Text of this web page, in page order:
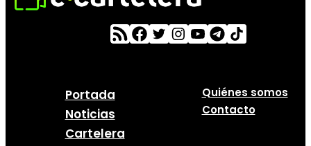
Portada
Noticias
Cartelera
Quiénes somos
Contacto